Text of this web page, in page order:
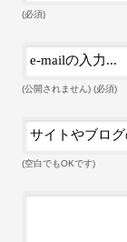
(必須)
(公開されません) (必須)
(空白でもOKです)